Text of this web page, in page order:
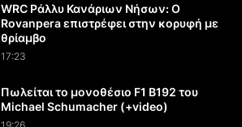
WRC Ράλλυ Κανάριων Νήσων: O
Rovanpera επιστρέφει στην κορυφή με
θρίαμβο
17:23
Πωλείται το μονοθέσιο F1 B192 του
Michael Schumacher (+video)